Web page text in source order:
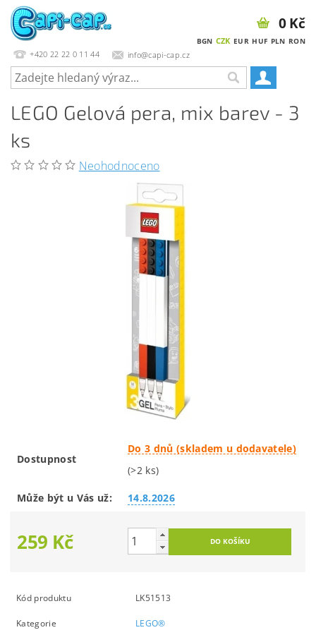
+420 22 22 0 11 44 info@capi-cap.cz
BGN CZK EUR HUF PLN RON
0 Kč
LEGO Gelová pera, mix barev - 3
ks
Neohodnoceno
Dostupnost
Do 3 dnů (skladem u dodavatele)
(>2 ks)
Může být u Vás už: 14.8.2026
259 Kč
Kód produktu LK51513
Kategorie LEGO®